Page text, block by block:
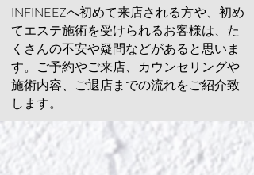
INFINEEZへ初めて来店される方や、初め
てエステ施術を受けられるお客様は、た
くさんの不安や疑問などがあると思いま
す。ご予約やご来店、カウンセリングや
施術内容、ご退店までの流れをご紹介致
します。